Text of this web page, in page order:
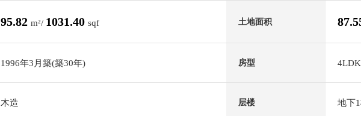
95.82 m²/ 1031.40 sqf 土地面积
1996年3月築(築30年) 房型 4LDK
木造 层楼 地下